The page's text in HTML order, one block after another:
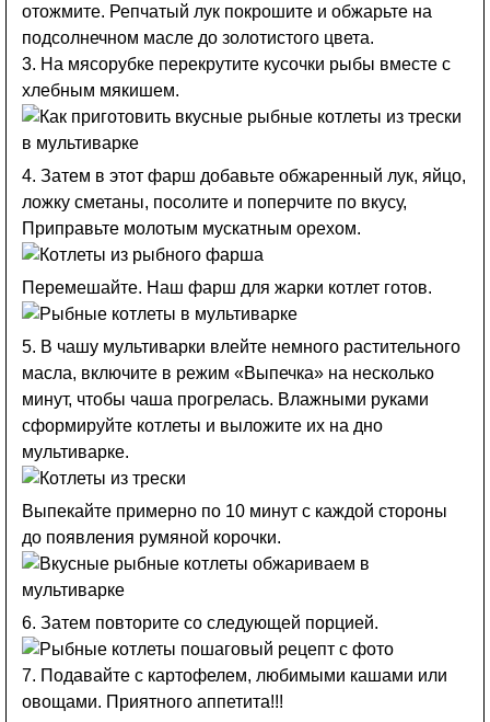
отожмите. Репчатый лук покрошите и обжарьте на
подсолнечном масле до золотистого цвета.
3. На мясорубке перекрутите кусочки рыбы вместе с
хлебным мякишем.
4. Затем в этот фарш добавьте обжаренный лук, яйцо,
ложку сметаны, посолите и поперчите по вкусу,
Приправьте молотым мускатным орехом.
Перемешайте. Наш фарш для жарки котлет готов.
5. В чашу мультиварки влейте немного растительного
масла, включите в режим «Выпечка» на несколько
минут, чтобы чаша прогрелась. Влажными руками
сформируйте котлеты и выложите их на дно
мультиварке.
Выпекайте примерно по 10 минут с каждой стороны
до появления румяной корочки.
6. Затем повторите со следующей порцией.
7. Подавайте с картофелем, любимыми кашами или
овощами. Приятного аппетита!!!